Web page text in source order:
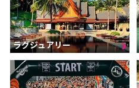
ラグジュアリー